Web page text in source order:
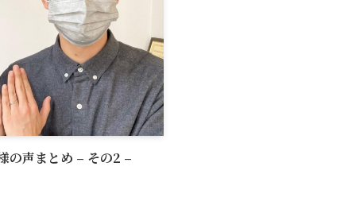
の声まとめ – その2 –